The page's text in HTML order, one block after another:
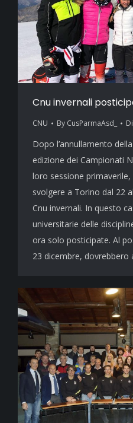
Cnu invernali
CNU By CusParmaAsd_
Dopo l’annullamento
edizione dei Campionati
loro sessione
svolgere a Torino dal 22
Cnu invernali. In questo
universitarie delle
ora solo posticipate. Al
23 dicembre, dovrebbero